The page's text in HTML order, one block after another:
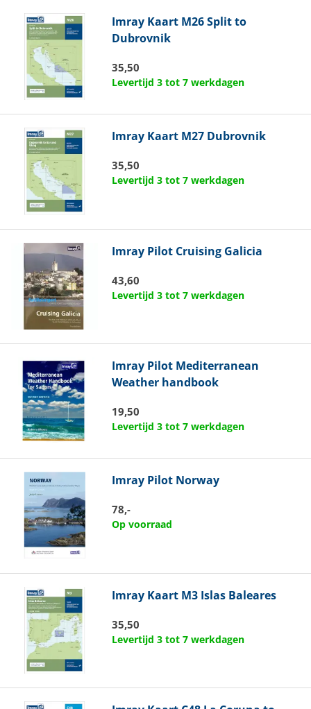
Imray Kaart M26 Split to
Dubrovnik
35,50
Levertijd 3 tot 7 werkdagen
Imray Kaart M27 Dubrovnik
35,50
Levertijd 3 tot 7 werkdagen
Imray Pilot Cruising Galicia
43,60
Levertijd 3 tot 7 werkdagen
Imray Pilot Mediterranean
Weather handbook
19,50
Levertijd 3 tot 7 werkdagen
Imray Pilot Norway
78,-
Op voorraad
Imray Kaart M3 Islas Baleares
35,50
Levertijd 3 tot 7 werkdagen